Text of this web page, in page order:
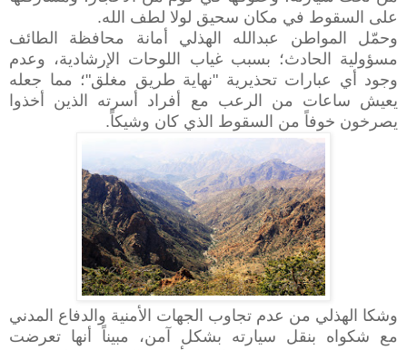
على السقوط في مكان سحيق لولا لطف الله.
وحمّل المواطن عبدالله الهذلي أمانة محافظة الطائف
مسؤولية الحادث؛ بسبب غياب اللوحات الإرشادية، وعدم
وجود أي عبارات تحذيرية "نهاية طريق مغلق"؛ مما جعله
يعيش ساعات من الرعب مع أفراد أسرته الذين أخذوا
يصرخون خوفاً من السقوط الذي كان وشيكاً.
وشكا الهذلي من عدم تجاوب الجهات الأمنية والدفاع المدني
مع شكواه بنقل سيارته بشكل آمن، مبيناً أنها تعرضت